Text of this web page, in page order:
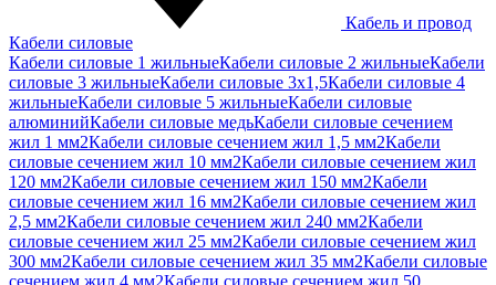
Кабель и провод
Кабели силовые
Кабели силовые 1 жильныеКабели силовые 2 жильныеКабели
силовые 3 жильныеКабели силовые 3х1,5Кабели силовые 4
жильныеКабели силовые 5 жильныеКабели силовые
алюминийКабели силовые медьКабели силовые сечением
жил 1 мм2Кабели силовые сечением жил 1,5 мм2Кабели
силовые сечением жил 10 мм2Кабели силовые сечением жил
120 мм2Кабели силовые сечением жил 150 мм2Кабели
силовые сечением жил 16 мм2Кабели силовые сечением жил
2,5 мм2Кабели силовые сечением жил 240 мм2Кабели
силовые сечением жил 25 мм2Кабели силовые сечением жил
300 мм2Кабели силовые сечением жил 35 мм2Кабели силовые
сечением жил 4 мм2Кабели силовые сечением жил 50